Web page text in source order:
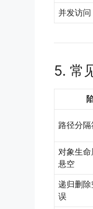
并发访问
5. 常
路径分
对象生
悬空
递归删
误